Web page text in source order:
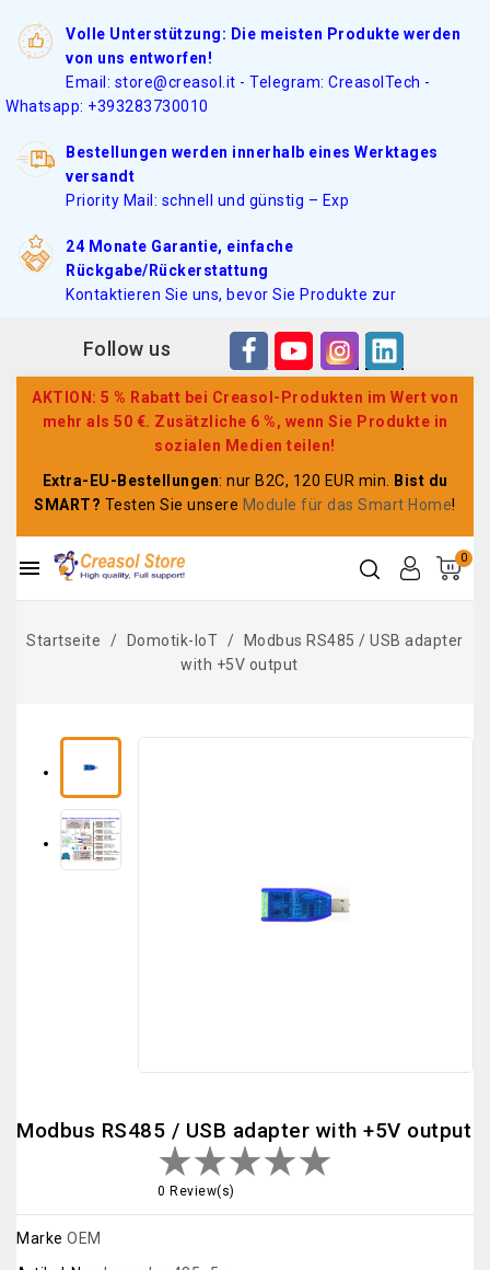
Volle Unterstützung: Die meisten Produkte werden
von uns entworfen!
Email: store@creasol.it - Telegram: CreasolTech -
Whatsapp: +393283730010
Bestellungen werden innerhalb eines Werktages
versandt
Priority Mail: schnell und günstig – Exp
24 Monate Garantie, einfache
Rückgabe/Rückerstattung
Kontaktieren Sie uns, bevor Sie Produkte zur
Follow us
AKTION: 5 % Rabatt bei Creasol-Produkten im Wert von
mehr als 50 €. Zusätzliche 6 %, wenn Sie Produkte in
sozialen Medien teilen!
Extra-EU-Bestellungen: nur B2C, 120 EUR min.
Bist du
SMART? Testen Sie unsere Module für das Smart Home!
0

Startseite Domotik-IoT
Modbus RS485 / USB adapter
with +5V output
Modbus RS485 / USB adapter with +5V output
0 Review(s)
Marke OEM